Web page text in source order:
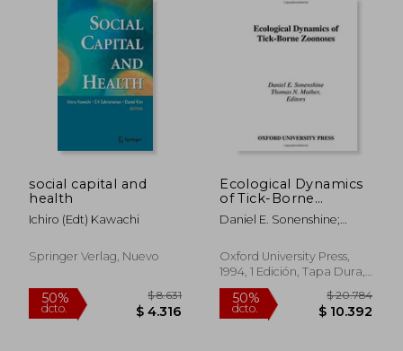
social capital and
health
Ichiro (edt) Kawachi
Springer Verlag, Nuevo
Ecological Dynamics
of Tick-Borne
Zoonoses (en Inglés)
Daniel E. Sonenshine;
Oxford University Press,
1994, 1 Edición, Tapa Dura,
Nuevo